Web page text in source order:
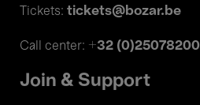
Tickets: tickets@bozar.be
Call center: +32 (0)25078200
Join & Support